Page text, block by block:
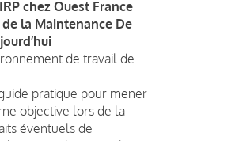
chez Ouest France
de la Maintenance De
de travail de
pratique pour mener
objective lors de la
éventuels de